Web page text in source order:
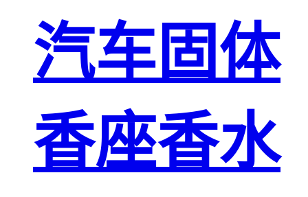
汽车固体
香座香水